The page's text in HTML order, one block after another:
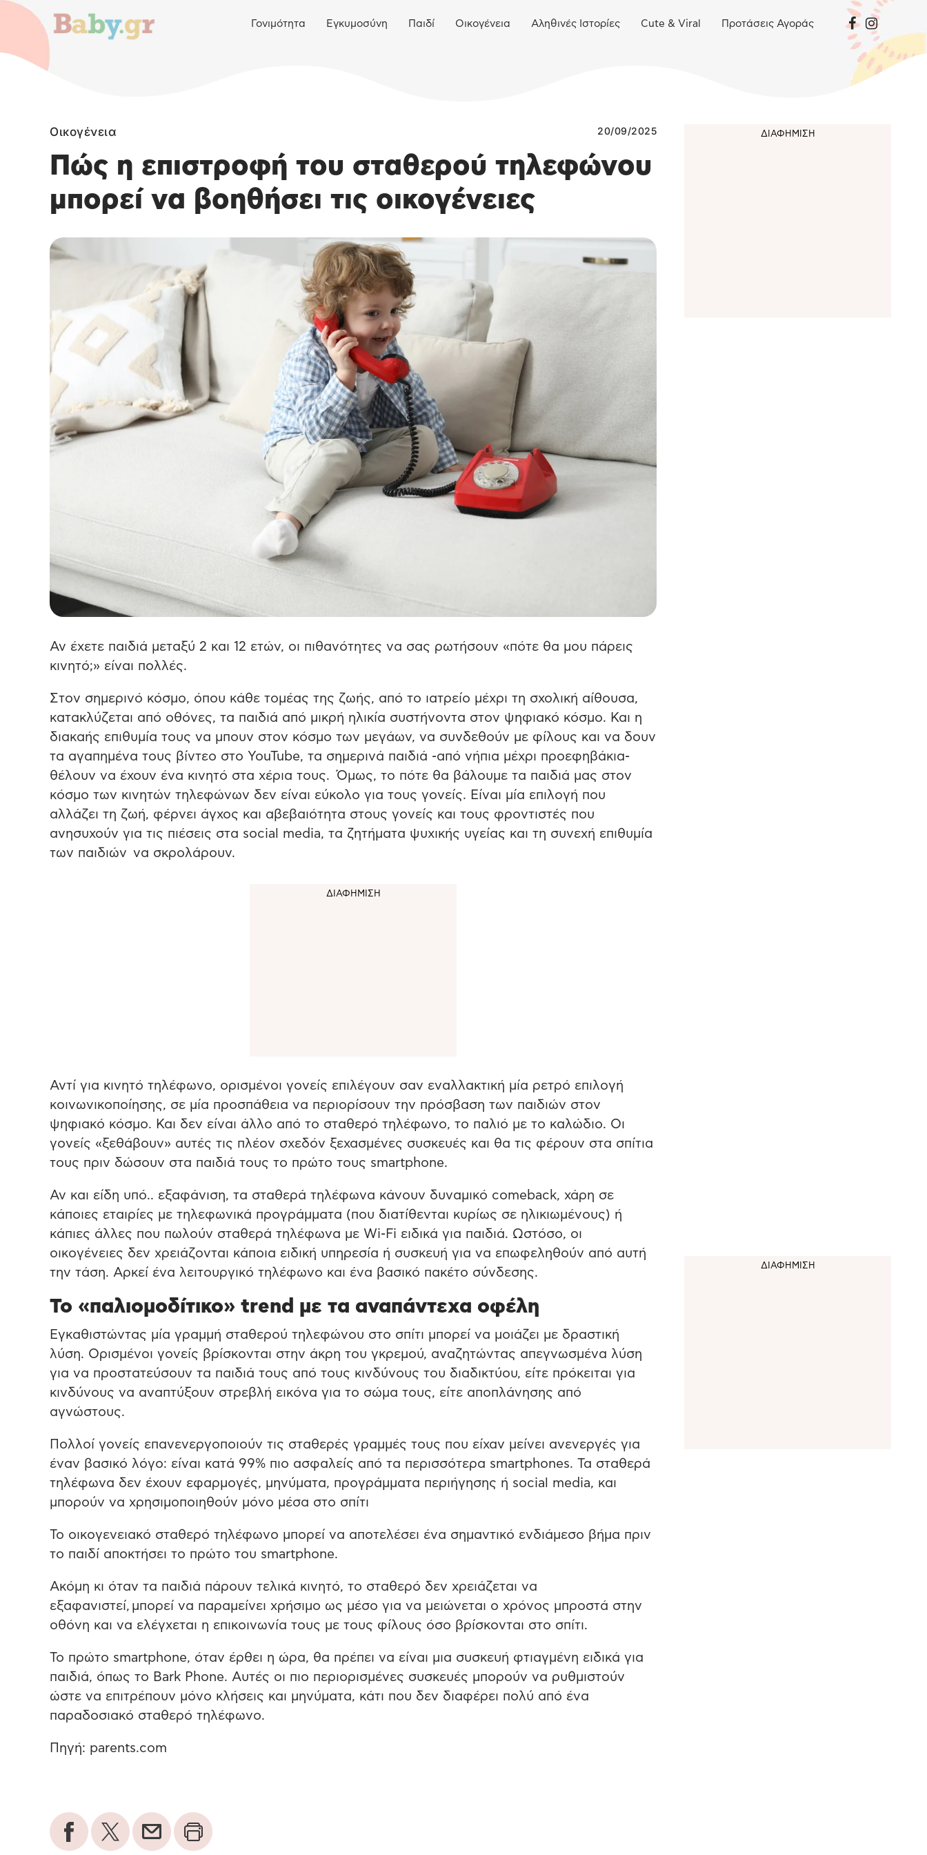
Γονιμότητα Εγκυμοσύνη Παιδί Οικογένεια Αληθινές Ιστορίες Cute & Viral Προτάσεις Αγοράς
Οικογένεια 20/09/2025
Πώς η επιστροφή του σταθερού τηλεφώνου
μπορεί να βοηθήσει τις οικογένειες
Αν έχετε παιδιά μεταξύ 2 και 12 ετών, οι πιθανότητες να σας ρωτήσουν «πότε θα μου πάρεις
κινητό;» είναι πολλές.
Στον σημερινό κόσμο, όπου κάθε τομέας της ζωής, από το ιατρείο μέχρι τη σχολική αίθουσα,
κατακλύζεται από οθόνες, τα παιδιά από μικρή ηλικία συστήνοντα στον ψηφιακό κόσμο. Και η
διακαής επιθυμία τους να μπουν στον κόσμο των μεγάων, να συνδεθούν με φίλους και να δουν
τα αγαπημένα τους βίντεο στο YouTube, τα σημερινά παιδιά -από νήπια μέχρι προεφηβάκια-
θέλουν να έχουν ένα κινητό στα χέρια τους. Όμως, το πότε θα βάλουμε τα παιδιά μας στον
κόσμο των κινητών τηλεφώνων δεν είναι εύκολο για τους γονείς. Είναι μία επιλογή που
αλλάζει τη ζωή, φέρνει άγχος και αβεβαιότητα στους γονείς και τους φροντιστές που
ανησυχούν για τις πιέσεις στα social media, τα ζητήματα ψυχικής υγείας και τη συνεχή επιθυμία
των παιδιών να σκρολάρουν.
Αντί για κινητό τηλέφωνο, ορισμένοι γονείς επιλέγουν σαν εναλλακτική μία ρετρό επιλογή
κοινωνικοποίησης, σε μία προσπάθεια να περιορίσουν την πρόσβαση των παιδιών στον
ψηφιακό κόσμο. Και δεν είναι άλλο από το σταθερό τηλέφωνο, το παλιό με το καλώδιο. Οι
γονείς «ξεθάβουν» αυτές τις πλέον σχεδόν ξεχασμένες συσκευές και θα τις φέρουν στα σπίτια
τους πριν δώσουν στα παιδιά τους το πρώτο τους smartphone.
Αν και είδη υπό.. εξαφάνιση, τα σταθερά τηλέφωνα κάνουν δυναμικό comeback, χάρη σε
κάποιες εταιρίες με τηλεφωνικά προγράμματα (που διατίθενται κυρίως σε ηλικιωμένους) ή
κάπιες άλλες που πωλούν σταθερά τηλέφωνα με Wi-Fi ειδικά για παιδιά. Ωστόσο, οι
οικογένειες δεν χρειάζονται κάποια ειδική υπηρεσία ή συσκευή για να επωφεληθούν από αυτή
την τάση. Aρκεί ένα λειτουργικό τηλέφωνο και ένα βασικό πακέτο σύνδεσης.
Το «παλιομοδίτικο» trend με τα αναπάντεχα οφέλη
Εγκαθιστώντας μία γραμμή σταθερού τηλεφώνου στο σπίτι μπορεί να μοιάζει με δραστική
λύση. Ορισμένοι γονείς βρίσκονται στην άκρη του γκρεμού, αναζητώντας απεγνωσμένα λύση
για να προστατεύσουν τα παιδιά τους από τους κινδύνους του διαδικτύου, είτε πρόκειται για
κινδύνους να αναπτύξουν στρεβλή εικόνα για το σώμα τους, είτε αποπλάνησης από
αγνώστους.
Πολλοί γονείς επανενεργοποιούν τις σταθερές γραμμές τους που είχαν μείνει ανενεργές για
έναν βασικό λόγο: είναι κατά 99% πιο ασφαλείς από τα περισσότερα smartphones.
Τα σταθερά
τηλέφωνα δεν έχουν εφαρμογές, μηνύματα, προγράμματα περιήγησης ή social media, και
μπορούν να χρησιμοποιηθούν μόνο μέσα στο σπίτι
Το οικογενειακό σταθερό τηλέφωνο μπορεί να αποτελέσει ένα σημαντικό ενδιάμεσο βήμα πριν
το παιδί αποκτήσει το πρώτο του smartphone.
Ακόμη κι όταν τα παιδιά πάρουν τελικά κινητό, το σταθερό δεν χρειάζεται να
εξαφανιστεί, μπορεί να παραμείνει χρήσιμο ως μέσο για να μειώνεται ο χρόνος μπροστά στην
οθόνη και να ελέγχεται η επικοινωνία τους με τους φίλους όσο βρίσκονται στο σπίτι.
Το πρώτο smartphone, όταν έρθει η ώρα, θα πρέπει να είναι μια συσκευή φτιαγμένη ειδικά για
παιδιά, όπως το Bark Phone. Αυτές οι πιο περιορισμένες συσκευές μπορούν να ρυθμιστούν
ώστε να επιτρέπουν μόνο κλήσεις και μηνύματα, κάτι που δεν διαφέρει πολύ από ένα
παραδοσιακό σταθερό τηλέφωνο.
Πηγή: parents.com